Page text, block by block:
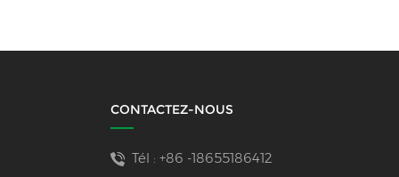
CONTACTEZ-NOUS
Tél : +86 -18655186412